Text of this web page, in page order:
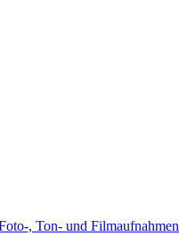
, Ton- und Filmaufnahmen